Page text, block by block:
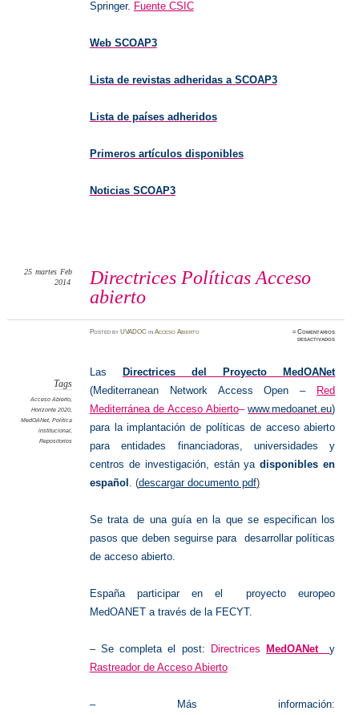
Springer. Fuente CSIC
Web SCOAP3
Lista de revistas adheridas a SCOAP3
Lista de países adheridos
Primeros artículos disponibles
Noticias SCOAP3
Directrices Políticas Acceso
abierto
25 martes Feb
2014
PostedbyUVADOC inAcceso Abierto ≈Comentarios
desactivadosen
Tags
Acceso Abierto,
Horizonte 2020,
MedOANet, Política
institucional,
Repositorios
Las
Directrices del Proyecto MedOANet
(Mediterranean Network Access Open –
Red
Mediterránea de Acceso Abierto– www.medoanet.eu)
para la implantación de políticas de acceso abierto
para entidades financiadoras, universidades y
centros de investigación, están yadisponibles en
español
. (descargar documento pdf)
Se trata de una guía en la que se especifican los
pasos que deben seguirse para desarrollar políticas
de acceso abierto.
España participar en el proyecto europeo
MedOANET a través de la FECYT.
– Se completa el post: Directrices MedOANety
Rastreador de Acceso Abierto
– Más información: